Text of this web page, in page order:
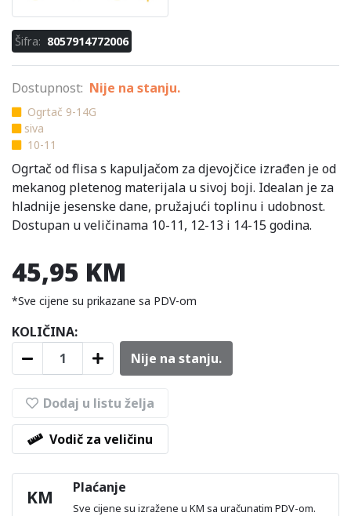
Šifra: 8057914772006
Dostupnost: Nije na stanju.
Ogrtač 9-14G
siva
10-11
Ogrtač od flisa s kapuljačom za djevojčice izrađen je od
mekanog pletenog materijala u sivoj boji. Idealan je za
hladnije jesenske dane, pružajući toplinu i udobnost.
Dostupan u veličinama 10-11, 12-13 i 14-15 godina.
45,95 KM
*Sve cijene su prikazane sa PDV-om
KOLIČINA:
Nije na stanju.
Dodaj u listu želja
Vodič za veličinu
KM Plaćanje
Sve cijene su izražene u KM sa uračunatim PDV-om.